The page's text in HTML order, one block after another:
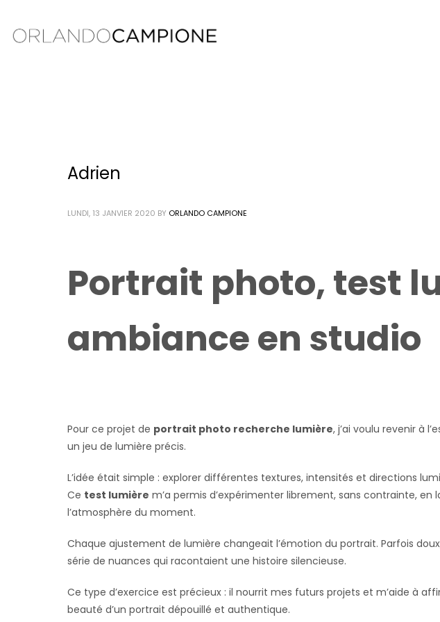
Adrien
LUNDI, 13 JANVIER 2020 BY ORLANDO CAMPIONE
Portrait photo, test
ambiance en studio
Pour ce projet de portrait photo recherche lumière, j’ai voulu revenir à
un jeu de lumière précis.
L’idée était simple : explorer différentes textures, intensités et directions
Ce test lumière m’a permis d’expérimenter librement, sans contrainte, en
l’atmosphère du moment.
Chaque ajustement de lumière changeait l’émotion du portrait. Parfois
série de nuances qui racontaient une histoire silencieuse.
Ce type d’exercice est précieux : il nourrit mes futurs projets et m’aide à
beauté d’un portrait dépouillé et authentique.